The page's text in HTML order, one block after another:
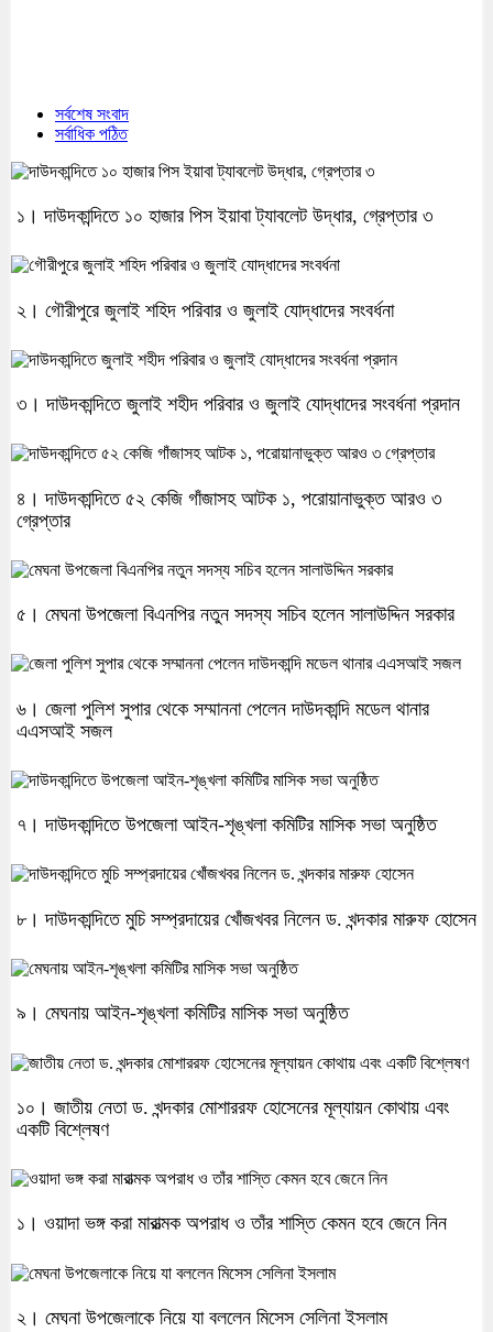
সর্বশেষ সংবাদ
সর্বাধিক পঠিত
১। দাউদকান্দিতে ১০ হাজার পিস ইয়াবা ট্যাবলেট উদ্ধার, গ্রেপ্তার ৩
২। গৌরীপুরে জুলাই শহিদ পরিবার ও জুলাই যোদ্ধাদের সংবর্ধনা
৩। দাউদকান্দিতে জুলাই শহীদ পরিবার ও জুলাই যোদ্ধাদের সংবর্ধনা প্রদান
৪। দাউদকান্দিতে ৫২ কেজি গাঁজাসহ আটক ১, পরোয়ানাভুক্ত আরও ৩
গ্রেপ্তার
৫। মেঘনা উপজেলা বিএনপির নতুন সদস্য সচিব হলেন সালাউদ্দিন সরকার
৬। জেলা পুলিশ সুপার থেকে সম্মাননা পেলেন দাউদকান্দি মডেল থানার
এএসআই সজল
৭। দাউদকান্দিতে উপজেলা আইন-শৃঙ্খলা কমিটির মাসিক সভা অনুষ্ঠিত
৮। দাউদকান্দিতে মুচি সম্প্রদায়ের খোঁজখবর নিলেন ড. খন্দকার মারুফ হোসেন
৯। মেঘনায় আইন-শৃঙ্খলা কমিটির মাসিক সভা অনুষ্ঠিত
১০। জাতীয় নেতা ড. খন্দকার মোশাররফ হোসেনের মূল্যায়ন কোথায় এবং
একটি বিশ্লেষণ
১। ওয়াদা ভঙ্গ করা মারাত্মক অপরাধ ও তাঁর শাস্তি কেমন হবে জেনে নিন
২। মেঘনা উপজেলাকে নিয়ে যা বললেন মিসেস সেলিনা ইসলাম